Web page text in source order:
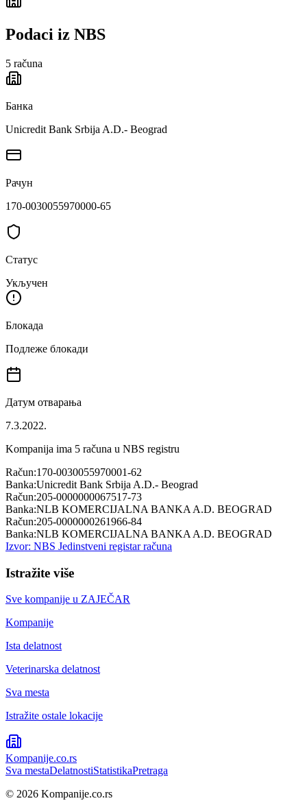
Podaci iz NBS
5 računa
Банка
Unicredit Bank Srbija A.D.- Beograd
Рачун
170-0030055970000-65
Статус
Укључен
Блокада
Подлеже блокади
Датум отварања
7.3.2022.
Kompanija ima 5 računa u NBS registru
Račun:170-0030055970001-62
Banka:Unicredit Bank Srbija A.D.- Beograd
Račun:205-0000000067517-73
Banka:NLB KOMERCIJALNA BANKA A.D. BEOGRAD
Račun:205-0000000261966-84
Banka:NLB KOMERCIJALNA BANKA A.D. BEOGRAD
Izvor: NBS Jedinstveni registar računa
Istražite više
Sve kompanije u ZAJEČAR
Kompanije
Ista delatnost
Veterinarska delatnost
Sva mesta
Istražite ostale lokacije
Kompanije.co.rs
Sva mestaDelatnostiStatistikaPretraga
© 2026 Kompanije.co.rs